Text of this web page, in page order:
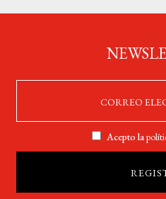
Acepto la